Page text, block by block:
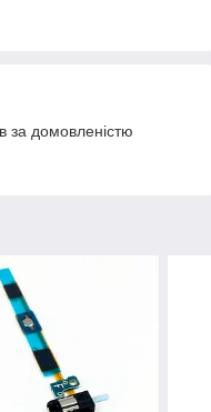
за домовленістю